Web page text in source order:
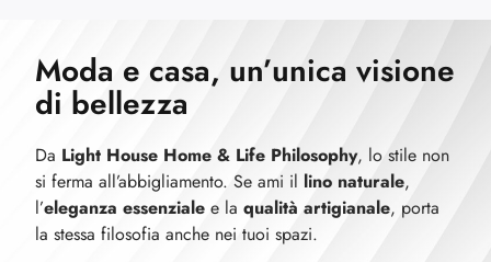
Moda e casa, un’unica visione
di bellezza
Da Light House Home & Life Philosophy, lo stile non
si ferma all’abbigliamento. Se ami il lino naturale,
l’eleganza essenziale e la qualità artigianale, porta
la stessa filosofia anche nei tuoi spazi.